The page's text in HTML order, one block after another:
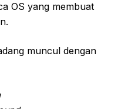
OS yang membuat
muncul dengan